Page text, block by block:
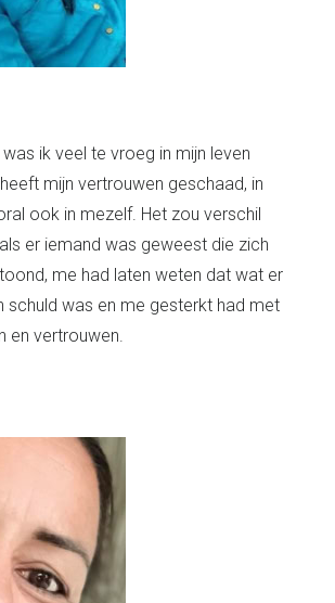
ik veel te vroeg in mijn leven
mijn vertrouwen geschaad, in
ook in mezelf. Het zou verschil
er iemand was geweest die zich
me had laten weten dat wat er
schuld was en me gesterkt had met
en vertrouwen.